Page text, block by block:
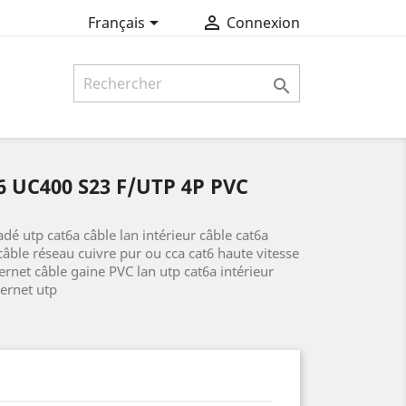
Français  Connexion

UC400 S23 F/UTP 4P PVC
utp cat6a câble lan intérieur câble cat6a
réseau cuivre pur ou cca cat6 haute vitesse
câble gaine PVC lan utp cat6a intérieur
utp